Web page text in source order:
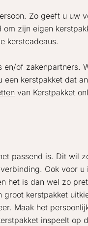
Zo geeft u uw
zijn eigen
kerstcadeaus.
of zakenpartners.
kerstpakket dat
van Kerstpakket
passend is. Dit wil
Ook voor
het is dan wel zo
kerstpakket
Maak het
inspeelt op